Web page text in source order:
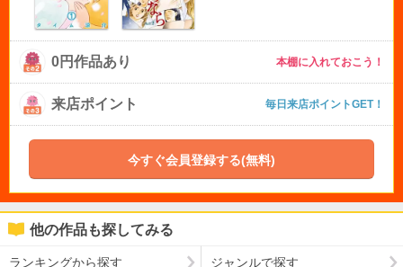
0円作品あり 本棚に入れておこう！
来店ポイント 毎日来店ポイントGET！
今すぐ会員登録する(無料)
他の作品も探してみる
ランキングから探す ジャンルで探す